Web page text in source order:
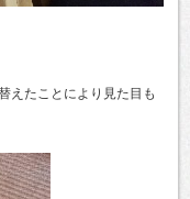
えたことにより見た目も